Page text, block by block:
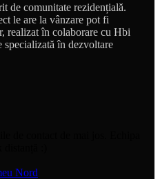
de comunitate rezidențială.
le are la vânzare pot fi
realizat în colaborare cu Hbi
în dezvoltare
:)
Nord